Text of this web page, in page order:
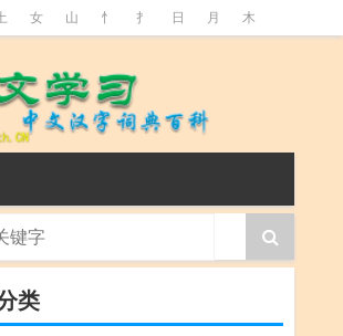
女 山 忄 扌 日 月 木
类